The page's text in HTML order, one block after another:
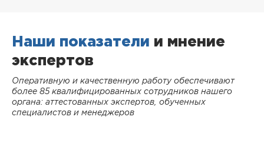
Наши показатели и мнение
экспертов
Оперативную и качественную работу обеспечивают
более 85 квалифицированных сотрудников нашего
органа: аттестованных экспертов, обученных
специалистов и менеджеров